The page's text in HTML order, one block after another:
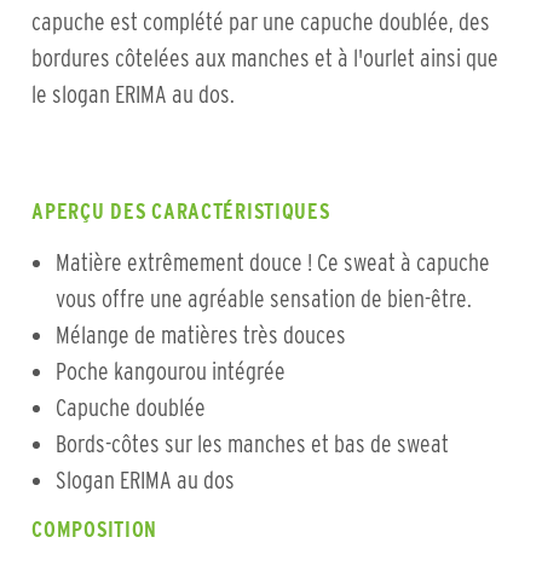
capuche est complété par une capuche doublée, des
bordures côtelées aux manches et à l'ourlet ainsi que
le slogan ERIMA au dos.
APERÇU DES CARACTÉRISTIQUES
Matière extrêmement douce ! Ce sweat à capuche
vous offre une agréable sensation de bien-être.
Mélange de matières très douces
Poche kangourou intégrée
Capuche doublée
Bords-côtes sur les manches et bas de sweat
Slogan ERIMA au dos
COMPOSITION